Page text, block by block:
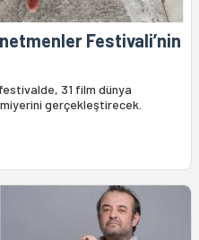
Festivali’nin
31 film dünya
gerçekleştirecek.